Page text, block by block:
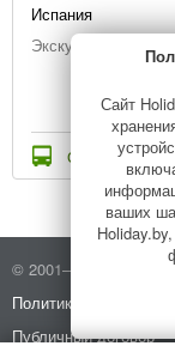
Испания
Экскурсионный
Стоимость с
© 2001–2026 Holiday.by
Политика
Публичный договор
Сайт
ваших